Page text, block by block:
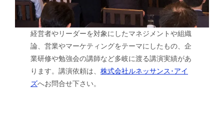
経営者やリーダーを対象にしたマネジメントや組織
論、営業やマーケティングをテーマにしたもの、企
業研修や勉強会の講師など多岐に渡る講演実績があ
ります。講演依頼は、株式会社ルネッサンス･アイ
ズへお問合せ下さい。